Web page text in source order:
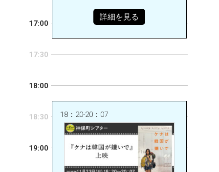
詳細を見る
17:00
17:30
18:00
18：20-20：07
18:30
19:00